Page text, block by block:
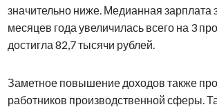
значительно ниже. Медианная зарплата
месяцев года увеличилась всего на 3
достигла 82,7 тысячи рублей.
Заметное повышение доходов также
работников производственной сферы.